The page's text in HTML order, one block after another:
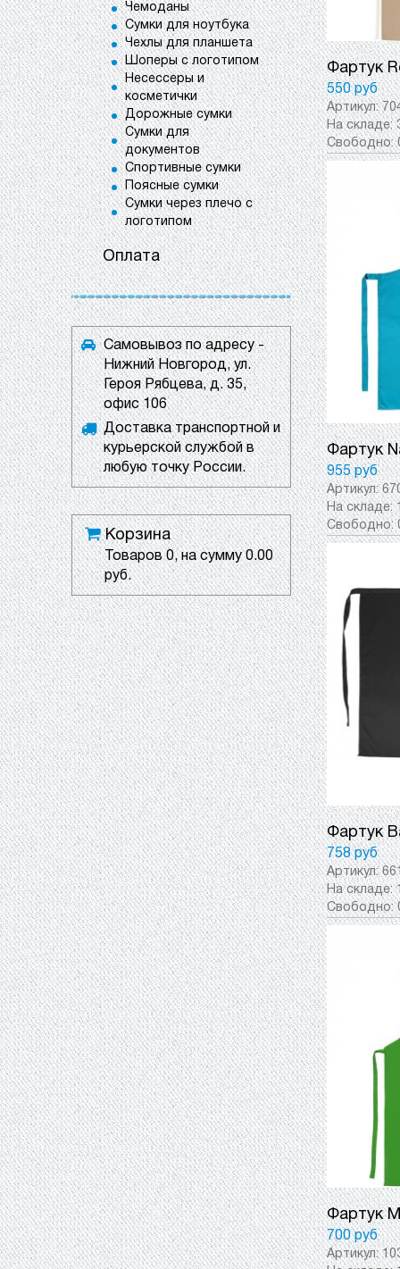
Чемоданы
Сумки для ноутбука
Чехлы для планшета
Шоперы с логотипом
Несессеры и
косметички
Дорожные сумки
Сумки для
документов
Спортивные сумки
Поясные сумки
Сумки через плечо с
логотипом
Оплата
Самовывоз по адресу -
Нижний Новгород, ул.
Героя Рябцева, д. 35,
офис 106
Доставка транспортной и
курьерской службой в
любую точку России.
Корзина
Товаров0, на сумму0.00
руб.
Фартук
550 руб
Артикул:
На складе:
Свободно:
Фартук
955 руб
Артикул:
На складе:
Свободно:
Фартук
758 руб
Артикул:
На складе:
Свободно:
Фартук
700 руб
Артикул: